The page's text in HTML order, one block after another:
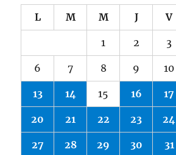
L M M J V
1 2 3
6 7 8 9 10
13 14 15 16 17
20 21 22 23 24
27 28 29 30 31